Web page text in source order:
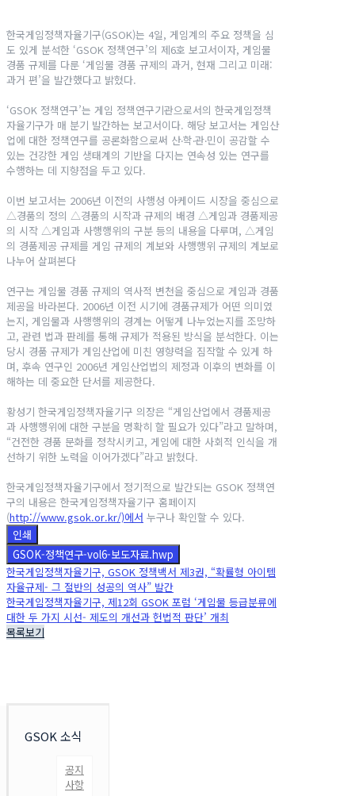
한국게임정책자율기구(GSOK)는 4일, 게임계의 주요 정책을 심
도 있게 분석한 ‘GSOK 정책연구’의 제6호 보고서이자, 게임물
경품 규제를 다룬 ‘게임물 경품 규제의 과거, 현재 그리고 미래:
과거 편’을 발간했다고 밝혔다.
‘GSOK 정책연구’는 게임 정책연구기관으로서의 한국게임정책
자율기구가 매 분기 발간하는 보고서이다. 해당 보고서는 게임산
업에 대한 정책연구를 공론화함으로써 산‧학‧관‧민이 공감할 수
있는 건강한 게임 생태계의 기반을 다지는 연속성 있는 연구를
수행하는 데 지향점을 두고 있다.
이번 보고서는 2006년 이전의 사행성 아케이드 시장을 중심으로
△경품의 정의 △경품의 시작과 규제의 배경 △게임과 경품제공
의 시작 △게임과 사행행위의 구분 등의 내용을 다루며, △게임
의 경품제공 규제를 게임 규제의 계보와 사행행위 규제의 계보로
나누어 살펴본다
연구는 게임물 경품 규제의 역사적 변천을 중심으로 게임과 경품
제공을 바라본다. 2006년 이전 시기에 경품규제가 어떤 의미였
는지, 게임물과 사행행위의 경계는 어떻게 나누었는지를 조망하
고, 관련 법과 판례를 통해 규제가 적용된 방식을 분석한다. 이는
당시 경품 규제가 게임산업에 미친 영향력을 짐작할 수 있게 하
며, 후속 연구인 2006년 게임산업법의 제정과 이후의 변화를 이
해하는 데 중요한 단서를 제공한다.
황성기 한국게임정책자율기구 의장은 “게임산업에서 경품제공
과 사행행위에 대한 구분을 명확히 할 필요가 있다”라고 말하며,
“건전한 경품 문화를 정착시키고, 게임에 대한 사회적 인식을 개
선하기 위한 노력을 이어가겠다”라고 밝혔다.
한국게임정책자율기구에서 정기적으로 발간되는 GSOK 정책연
구의 내용은 한국게임정책자율기구 홈페이지
(http://www.gsok.or.kr/)에서 누구나 확인할 수 있다.
인쇄
GSOK-정책연구-vol6-보도자료.hwp
한국게임정책자율기구, GSOK 정책백서 제3권, “확률형 아이템
자율규제- 그 절반의 성공의 역사” 발간
한국게임정책자율기구, 제12회 GSOK 포럼 ‘게임물 등급분류에
대한 두 가지 시선- 제도의 개선과 헌법적 판단’ 개최
목록보기
GSOK 소식
공지
사항